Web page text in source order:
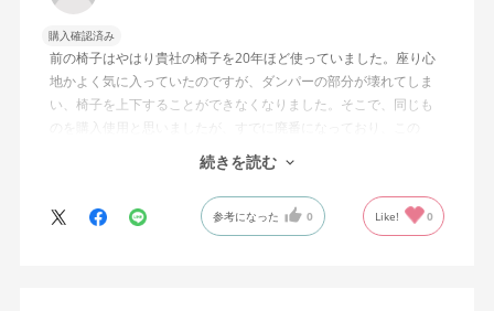
購入確認済み
前の椅子はやはり貴社の椅子を20年ほど使っていました。座り心
地かよく気に入っていたのですが、ダンパーの部分が壊れてしま
い、椅子を上下することができなくなりました。そこで、同じも
のを購入使用と思いましたが、すでに廃番になっており、この
MonEtを購入しました。やや固めの椅子ですが、使っているうち
になじんでくるのではと思っています。フローリング床で使って
いますが、ややキャスターがよく動きすぎるのが難点でしょう
か。
続きを読む
参考になった 0 Like! 0